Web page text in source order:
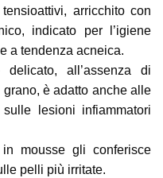
arricchito con
indicato per l’igiene
a tendenza acneica.
all’assenza di
è adatto anche alle
lesioni infiammatori
mousse gli conferisce
pelli più irritate.